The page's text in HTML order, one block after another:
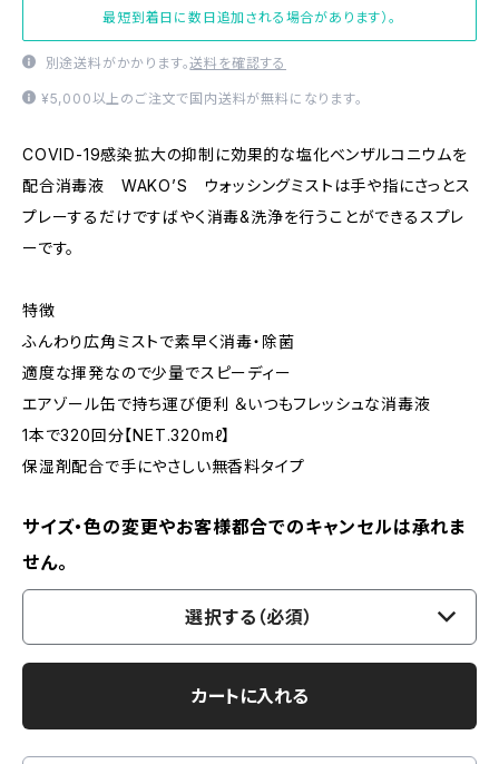
最短到着日に数日追加される場合があります）。
別途送料がかかります。送料を確認する
¥5,000以上のご注文で国内送料が無料になります。
COVID-19感染拡大の抑制に効果的な塩化ベンザルコニウムを
配合消毒液 WAKO’S ウォッシングミストは手や指にさっとス
プレーするだけですばやく消毒&洗浄を行うことができるスプレ
ーです。
特徴
ふんわり広角ミストで素早く消毒・除菌
適度な揮発なので少量でスピーディー
エアゾール缶で持ち運び便利 ＆いつもフレッシュな消毒液
1本で320回分【NET.320mℓ】
保湿剤配合で手にやさしい無香料タイプ
サイズ・色の変更やお客様都合でのキャンセルは承れま
せん。
選択する（必須）
カートに入れる